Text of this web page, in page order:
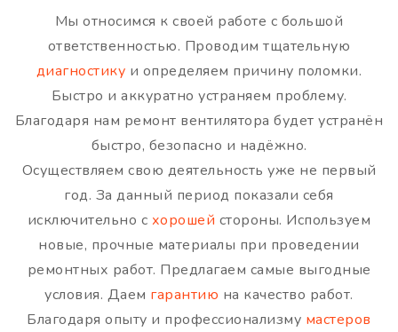
Мы относимся к своей работе с большой
ответственностью. Проводим тщательную
диагностику и определяем причину поломки.
Быстро и аккуратно устраняем проблему.
Благодаря нам ремонт вентилятора будет устранён
быстро, безопасно и надёжно.
Осуществляем свою деятельность уже не первый
год. За данный период показали себя
исключительно с хорошей стороны. Используем
новые, прочные материалы при проведении
ремонтных работ. Предлагаем самые выгодные
условия. Даем гарантию на качество работ.
Благодаря опыту и профессионализму мастеров